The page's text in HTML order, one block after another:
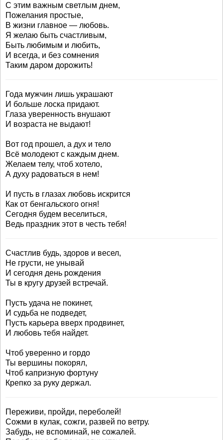
С этим важным светлым днем,
Пожелания простые,
В жизни главное — любовь.
Я желаю быть счастливым,
Быть любимым и любить,
И всегда, и без сомнения
Таким даром дорожить!
Года мужчин лишь украшают
И больше лоска придают.
Глаза уверенность внушают
И возраста не выдают!
Вот год прошел, а дух и тело
Всё молодеют с каждым днем.
Желаем телу, чтоб хотело,
А духу радоваться в нем!
И пусть в глазах любовь искрится
Как от бенгальского огня!
Сегодня будем веселиться,
Ведь праздник этот в честь тебя!
Счастлив будь, здоров и весел,
Не грусти, не унывай
И сегодня день рождения
Ты в кругу друзей встречай.
Пусть удача не покинет,
И судьба не подведет,
Пусть карьера вверх продвинет,
И любовь тебя найдет.
Чтоб уверенно и гордо
Ты вершины покорял,
Чтоб капризную фортуну
Крепко за руку держал.
Переживи, пройди, переболей!
Сожми в кулак, сожги, развей по ветру.
Забудь, не вспоминай, не сожалей.